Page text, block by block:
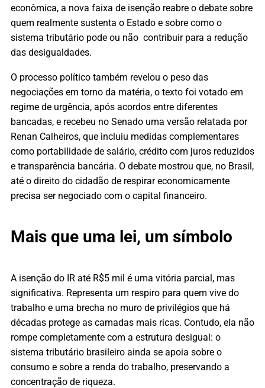
econômica, a nova faixa de isenção reabre o debate sobre
quem realmente sustenta o Estado e sobre como o
sistema tributário pode ou não contribuir para a redução
das desigualdades.
O processo político também revelou o peso das
negociações em torno da matéria, o texto foi votado em
regime de urgência, após acordos entre diferentes
bancadas, e recebeu no Senado uma versão relatada por
Renan Calheiros, que incluiu medidas complementares
como portabilidade de salário, crédito com juros reduzidos
e transparência bancária. O debate mostrou que, no Brasil,
até o direito do cidadão de respirar economicamente
precisa ser negociado com o capital financeiro.
Mais que uma lei, um símbolo
A isenção do IR até R$5 mil é uma vitória parcial, mas
significativa. Representa um respiro para quem vive do
trabalho e uma brecha no muro de privilégios que há
décadas protege as camadas mais ricas. Contudo, ela não
rompe completamente com a estrutura desigual: o
sistema tributário brasileiro ainda se apoia sobre o
consumo e sobre a renda do trabalho, preservando a
concentração de riqueza.